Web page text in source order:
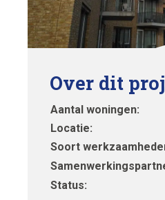
Over dit
Aantal woningen:
Locatie:
Soort
Status: